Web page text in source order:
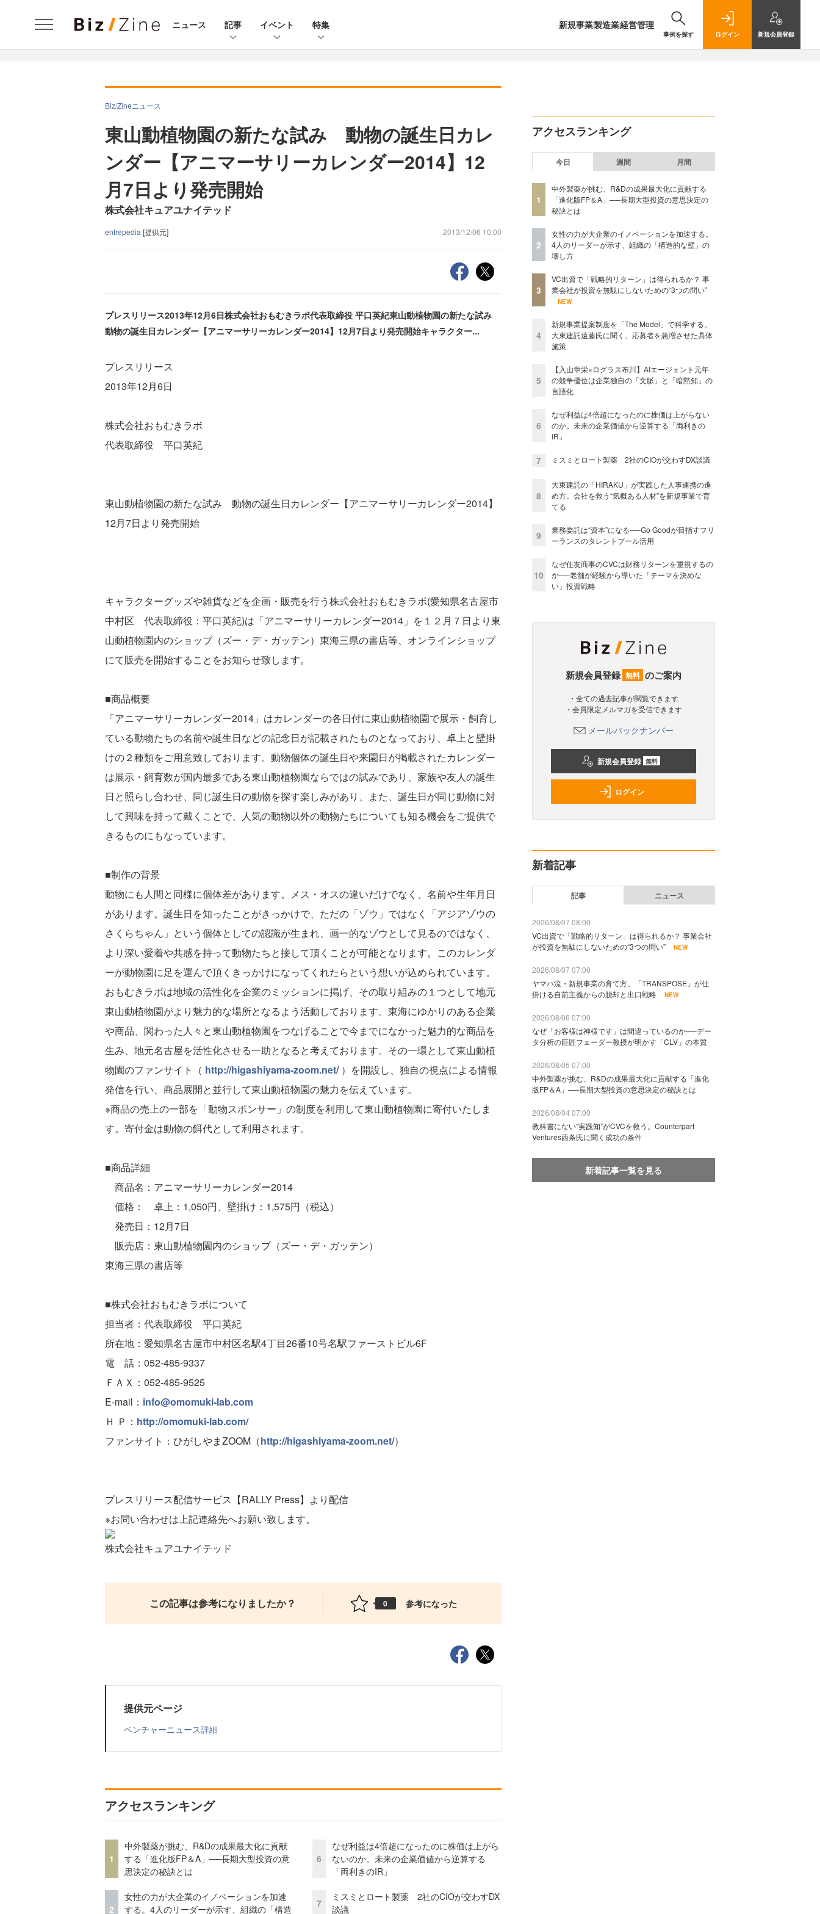
ニュース 記事 イベント 特集 新規事業製造業経営管理
事例を探す ログイン 新規会員登録
Biz/Zineニュース
東山動植物園の新たな試み 動物の誕生日カレ
ンダー【アニマーサリーカレンダー2014】12
月7日より発売開始
株式会社キュアユナイテッド
entrepedia [提供元] 2013/12/06 10:00
プレスリリース2013年12月6日株式会社おもむきラボ代表取締役 平口英紀東山動植物園の新たな試み
動物の誕生日カレンダー【アニマーサリーカレンダー2014】12月7日より発売開始キャラクター...
プレスリリース
2013年12月6日
株式会社おもむきラボ
代表取締役 平口英紀
東山動植物園の新たな試み 動物の誕生日カレンダー【アニマーサリーカレンダー2014】
12月7日より発売開始
キャラクターグッズや雑貨などを企画・販売を行う株式会社おもむきラボ(愛知県名古屋市
中村区 代表取締役：平口英紀)は「アニマーサリーカレンダー2014」を１２月７日より東
山動植物園内のショップ（ズー・デ・ガッテン）東海三県の書店等、オンラインショップ
にて販売を開始することをお知らせ致します。
■商品概要
「アニマーサリーカレンダー2014」はカレンダーの各日付に東山動植物園で展示・飼育し
ている動物たちの名前や誕生日などの記念日が記載されたものとなっており、卓上と壁掛
けの２種類をご用意致しております。動物個体の誕生日や来園日が掲載されたカレンダー
は展示・飼育数が国内最多である東山動植物園ならではの試みであり、家族や友人の誕生
日と照らし合わせ、同じ誕生日の動物を探す楽しみがあり、また、誕生日が同じ動物に対
して興味を持って戴くことで、人気の動物以外の動物たちについても知る機会をご提供で
きるものにもなっています。
■制作の背景
動物にも人間と同様に個体差があります。メス・オスの違いだけでなく、名前や生年月日
があります。誕生日を知ったことがきっかけで、ただの「ゾウ」ではなく「アジアゾウの
さくらちゃん」という個体としての認識が生まれ、画一的なゾウとして見るのではなく、
より深い愛着や共感を持って動物たちと接して頂くことが可能となります。このカレンダ
ーが動物園に足を運んで頂くきっかけになってくれたらという想いが込められています。
おもむきラボは地域の活性化を企業のミッションに掲げ、その取り組みの１つとして地元
東山動植物園がより魅力的な場所となるよう活動しております。東海にゆかりのある企業
や商品、関わった人々と東山動植物園をつなげることで今までになかった魅力的な商品を
生み、地元名古屋を活性化させる一助となると考えております。その一環として東山動植
物園のファンサイト（ http://higashiyama-zoom.net/）を開設し、独自の視点による情報
発信を行い、商品展開と並行して東山動植物園の魅力を伝えています。
※商品の売上の一部を「動物スポンサー」の制度を利用して東山動植物園に寄付いたしま
す。寄付金は動物の餌代として利用されます。
■商品詳細
商品名：アニマーサリーカレンダー2014
価格： 卓上：1,050円、壁掛け：1,575円（税込）
発売日：12月7日
販売店：東山動植物園内のショップ（ズー・デ・ガッテン）
東海三県の書店等
■株式会社おもむきラボについて
担当者：代表取締役 平口英紀
所在地：愛知県名古屋市中村区名駅4丁目26番10号名駅ファーストビル6F
電 話：052-485-9337
ＦＡＸ：052-485-9525
E-mail： info@omomuki-lab.com
Ｈ Ｐ： http://omomuki-lab.com/
ファンサイト：ひがしやまZOOM（http://higashiyama-zoom.net/）
プレスリリース配信サービス【RALLY Press】より配信
※お問い合わせは上記連絡先へお願い致します。
株式会社キュアユナイテッド
この記事は参考になりましたか？ 0 参考になった
提供元ページ
ベンチャーニュース詳細
アクセスランキング
1
中外製薬が挑む、R&Dの成果最大化に貢献
する「進化版FP＆A」──長期大型投資の意
思決定の秘訣とは
2
女性の力が大企業のイノベーションを加速
する。4人のリーダーが示す、組織の「構造
6
なぜ利益は4倍超になったのに株価は上がら
ないのか。未来の企業価値から逆算する
「両利きのIR」
7
ミスミとロート製薬 2社のCIOが交わすDX
談議
アクセスランキング
今日 週間 月間
1
中外製薬が挑む、R&Dの成果最大化に貢献する
「進化版FP＆A」──長期大型投資の意思決定の
秘訣とは
2
女性の力が大企業のイノベーションを加速する。
4人のリーダーが示す、組織の「構造的な壁」の
壊し方
3
VC出資で「戦略的リターン」は得られるか？ 事
業会社が投資を無駄にしないための“3つの問い”
NEW
4
新規事業提案制度を「The Model」で科学する。
大東建託遠藤氏に聞く、応募者を急増させた具体
施策
5
【入山章栄×ログラス布川】AIエージェント元年
の競争優位は企業独自の「文脈」と「暗黙知」の
言語化
6
なぜ利益は4倍超になったのに株価は上がらない
のか。未来の企業価値から逆算する「両利きの
IR」
7 ミスミとロート製薬 2社のCIOが交わすDX談議
8
大東建託の「HIRAKU」が実践した人事連携の進
め方。会社を救う“気概ある人材”を新規事業で育
てる
9
業務委託は“資本”になる──Go Goodが目指すフリ
ーランスのタレントプール活用
10
なぜ住友商事のCVCは財務リターンを重視するの
か──老舗が経験から導いた「テーマを決めな
い」投資戦略
新規会員登録 無料 のご案内
・全ての過去記事が閲覧できます
・会員限定メルマガを受信できます
メールバックナンバー
新規会員登録 無料
ログイン
新着記事
記事 ニュース
2026/08/07 08:00
VC出資で「戦略的リターン」は得られるか？ 事業会社
が投資を無駄にしないための“3つの問い”
NEW
2026/08/07 07:00
ヤマハ流・新規事業の育て方。「TRANSPOSE」が仕
掛ける自前主義からの脱却と出口戦略
NEW
2026/08/06 07:00
なぜ「お客様は神様です」は間違っているのか──デー
タ分析の巨匠フェーダー教授が明かす「CLV」の本質
2026/08/05 07:00
中外製薬が挑む、R&Dの成果最大化に貢献する「進化
版FP＆A」──長期大型投資の意思決定の秘訣とは
2026/08/04 07:00
教科書にない“実践知”がCVCを救う。Counterpart
Ventures西条氏に聞く成功の条件
新着記事一覧を見る